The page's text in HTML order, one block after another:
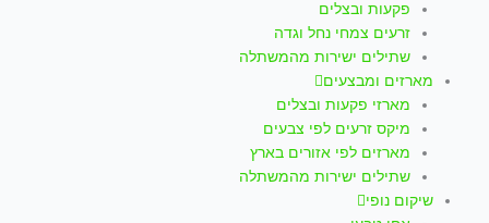
o
k
e
r
a
m
p
פקעות ובצלים
זרעים צמחי נחל וגדה
שתילים ישירות מהמשתלה
מארזים ומבצעים
מארזי פקעות ובצלים
מיקס זרעים לפי צבעים
מארזים לפי אזורים בארץ
שתילים ישירות מהמשתלה
שיקום נופי